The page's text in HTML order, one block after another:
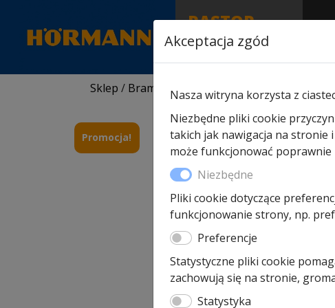
RASTOR
AUTORYZOWANY
PARTNER & SERWIS
Sklep / Bramy Hormann / Akcesoria do bram
Promocja!
Akceptacja zgód
Nasza witryna korzysta z
Niezbędne pliki cookie
takich jak nawigacja na
może funkcjonować poprawnie
Niezbędne
Pliki cookie dotyczące
funkcjonowanie strony, np.
Preferencje
Statystyczne pliki cookie
zachowują się na stronie,
Statystyka